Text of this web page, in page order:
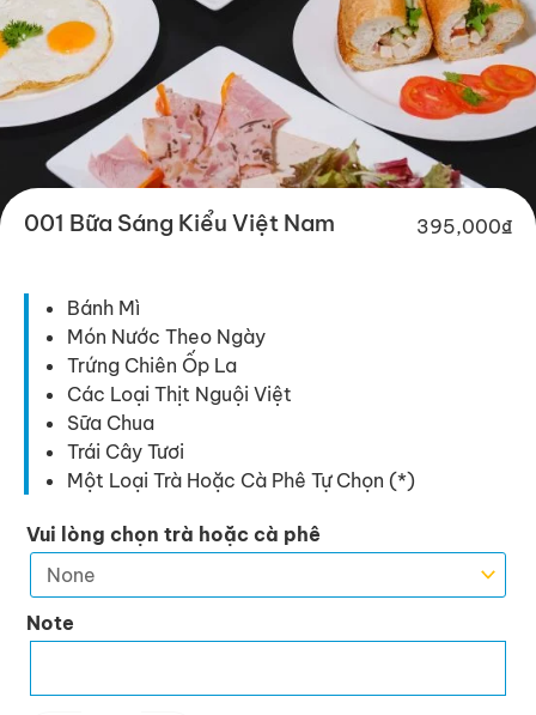
001 Bữa Sáng Kiểu Việt Nam 395,000₫
Bánh Mì
Món Nước Theo Ngày
Trứng Chiên Ốp La
Các Loại Thịt Nguội Việt
Sữa Chua
Trái Cây Tươi
Một Loại Trà Hoặc Cà Phê Tự Chọn (*)
Vui lòng chọn trà hoặc cà phê
Note
001
Bữa
Sáng
Kiểu
Việt